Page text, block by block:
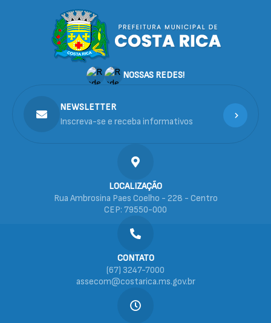
NOSSAS REDES!
LOCALIZAÇÃO
Rua Ambrosina Paes Coelho - 228 - Centro
CEP: 79550-000
CONTATO
(67) 3247-7000
assecom@costarica.ms.gov.br
NEWSLETTER
Inscreva-se e receba informativos